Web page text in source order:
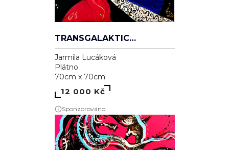
TRANSGALAKTICKÁ
Jarmila Lucáková
Plátno
70cm x 70cm
12 000 Kč
Sponzorováno